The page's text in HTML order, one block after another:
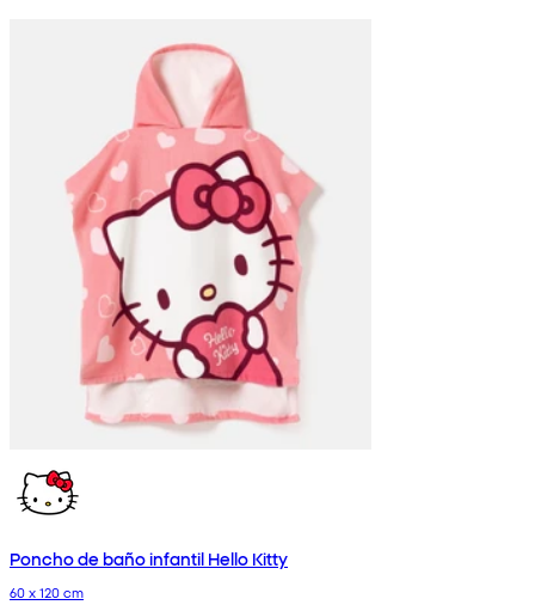
Poncho de baño infantil Hello Kitty
60 x 120 cm